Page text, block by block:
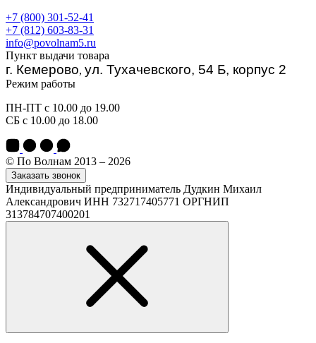
+7 (800) 301-52-41
+7 (812) 603-83-31
info@povolnam5.ru
Пункт выдачи товара
г. Кемерово, ул. Тухачевского, 54 Б, корпус 2
Режим работы
ПН-ПТ с 10.00 до 19.00
СБ с 10.00 до 18.00
© По Волнам 2013 – 2026
Заказать звонок
Индивидуальный предприниматель Дудкин Михаил
Александрович ИНН 732717405771 ОРГНИП
313784707400201